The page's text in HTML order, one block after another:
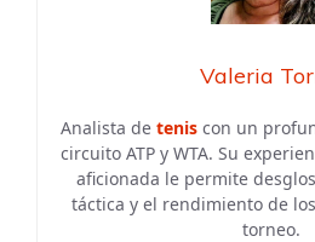
Valeria
Analista de teniscon un
circuito ATP y WTA. Su
aficionada le permite
táctica y el rendimiento de
torneo.